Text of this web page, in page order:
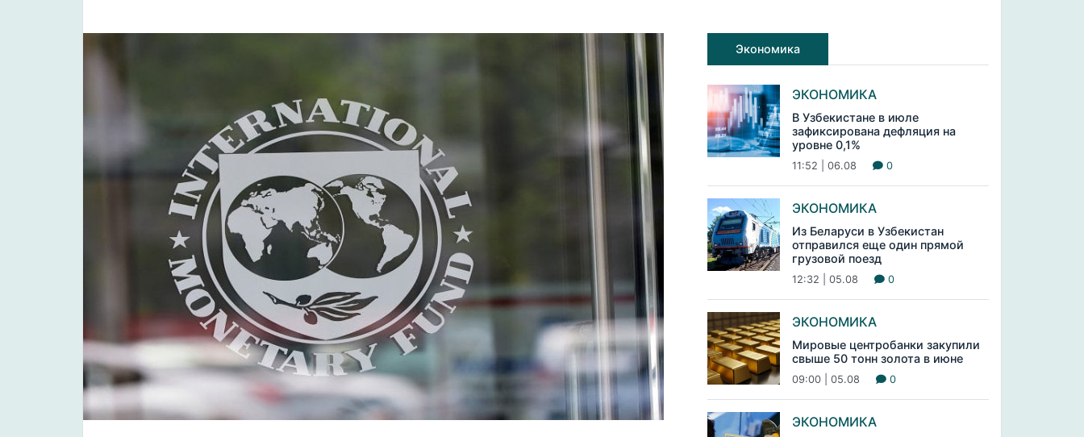
Экономика
ЭКОНОМИКА
В Узбекистане в июле
зафиксирована дефляция на
уровне 0,1%
11:52 | 06.08 0
ЭКОНОМИКА
Из Беларуси в Узбекистан
отправился еще один прямой
грузовой поезд
12:32 | 05.08 0
ЭКОНОМИКА
Мировые центробанки закупили
свыше 50 тонн золота в июне
09:00 | 05.08 0
ЭКОНОМИКА